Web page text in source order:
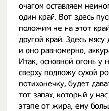
очагом оставляем
один край. Вот здесь
положим не на этот
другой край. Здесь
и оно равномерно,
Итак, основной огонь у
сверху подложу сухой
потихонечку, будет
тот запах, который у
этапе от жира, ему